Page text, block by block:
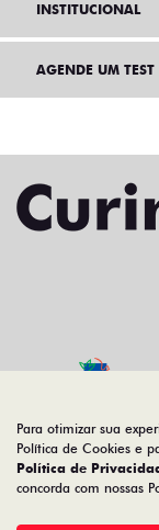
INSTITUCIONAL
AGENDE UM TEST
02.692.394/0003-
Para otimizar sua
Política de Cookies e
Política de
concorda com nossas